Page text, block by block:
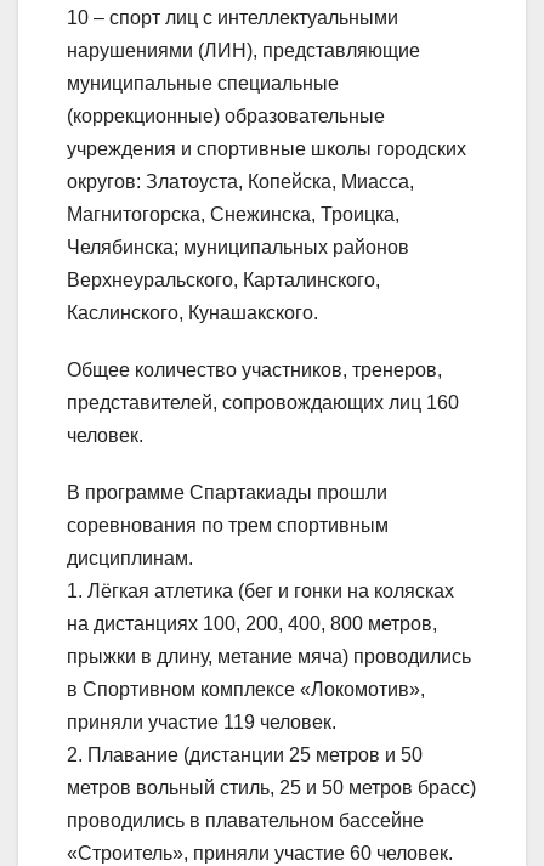
10 – спорт лиц с интеллектуальными
нарушениями (ЛИН), представляющие
муниципальные специальные
(коррекционные) образовательные
учреждения и спортивные школы городских
округов: Златоуста, Копейска, Миасса,
Магнитогорска, Снежинска, Троицка,
Челябинска; муниципальных районов
Верхнеуральского, Карталинского,
Каслинского, Кунашакского.
Общее количество участников, тренеров,
представителей, сопровождающих лиц 160
человек.
В программе Спартакиады прошли
соревнования по трем спортивным
дисциплинам.
1. Лёгкая атлетика (бег и гонки на колясках
на дистанциях 100, 200, 400, 800 метров,
прыжки в длину, метание мяча) проводились
в Спортивном комплексе «Локомотив»,
приняли участие 119 человек.
2. Плавание (дистанции 25 метров и 50
метров вольный стиль, 25 и 50 метров брасс)
проводились в плавательном бассейне
«Строитель», приняли участие 60 человек.